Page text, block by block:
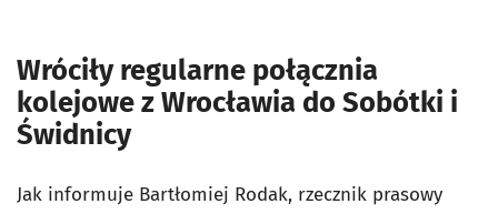
Wróciły regularne połącznia
kolejowe z Wrocławia do Sobótki i
Świdnicy
Jak informuje Bartłomiej Rodak, rzecznik prasowy